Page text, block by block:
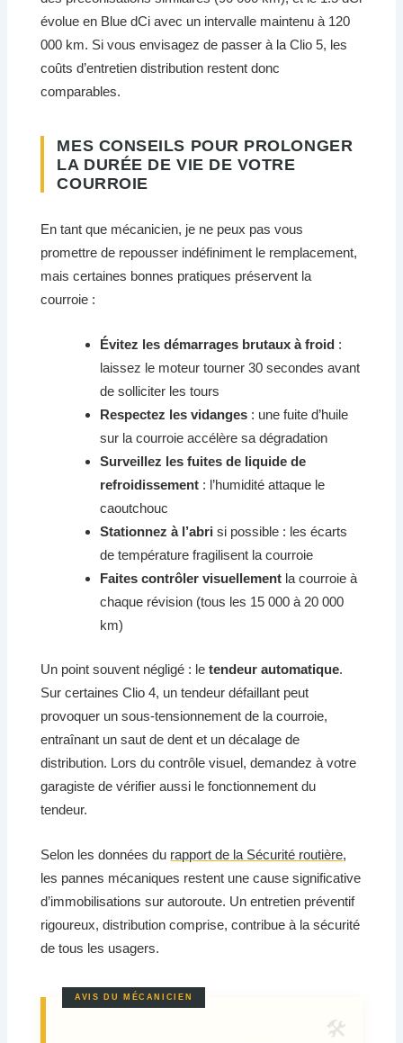
évolue en Blue dCi avec un intervalle maintenu à 120
000 km. Si vous envisagez de passer à la Clio 5, les
coûts d’entretien distribution restent donc
comparables.
MES CONSEILS POUR PROLONGER
LA DURÉE DE VIE DE VOTRE
COURROIE
En tant que mécanicien, je ne peux pas vous
promettre de repousser indéfiniment le remplacement,
mais certaines bonnes pratiques préservent la
courroie :
Évitez les démarrages brutaux à froid :
laissez le moteur tourner 30 secondes avant
de solliciter les tours
Respectez les vidanges : une fuite d’huile
sur la courroie accélère sa dégradation
Surveillez les fuites de liquide de
refroidissement : l’humidité attaque le
caoutchouc
Stationnez à l’abri si possible : les écarts
de température fragilisent la courroie
Faites contrôler visuellement la courroie à
chaque révision (tous les 15 000 à 20 000
km)
Un point souvent négligé : letendeur automatique.
Sur certaines Clio 4, un tendeur défaillant peut
provoquer un sous-tensionnement de la courroie,
entraînant un saut de dent et un décalage de
distribution. Lors du contrôle visuel, demandez à votre
garagiste de vérifier aussi le fonctionnement du
tendeur.
Selon les données du rapport de la Sécurité routière,
les pannes mécaniques restent une cause significative
d’immobilisations sur autoroute. Un entretien préventif
rigoureux, distribution comprise, contribue à la sécurité
de tous les usagers.